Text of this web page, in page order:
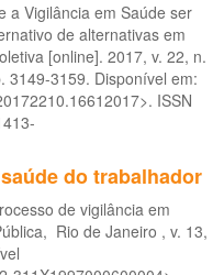
a Vigilância em Saúde ser
de alternativas em
[online]. 2017, v. 22, n.
3149-3159. Disponível em:
ISSN
do trabalhador
de vigilância em
Rio de Janeiro , v. 13,